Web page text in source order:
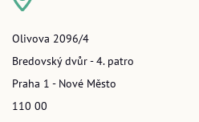
Olivova 2096/4
Bredovský dvůr - 4. patro
Praha 1 - Nové Město
110 00